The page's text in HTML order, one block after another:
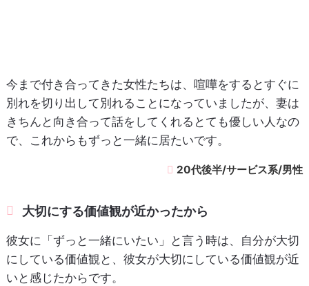
今まで付き合ってきた女性たちは、喧嘩をするとすぐに
別れを切り出して別れることになっていましたが、妻は
きちんと向き合って話をしてくれるとても優しい人なの
で、これからもずっと一緒に居たいです。
20代後半/サービス系/男性
大切にする価値観が近かったから
彼女に「ずっと一緒にいたい」と言う時は、自分が大切
にしている価値観と、彼女が大切にしている価値観が近
いと感じたからです。